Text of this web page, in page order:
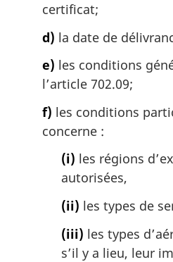
certificat;
d) la date de
e) les conditions
l’article 702.09;
f) les conditions
concerne :
(i) les régions
autorisées,
(ii) les types de
(iii) les types
s’il y a lieu, leur